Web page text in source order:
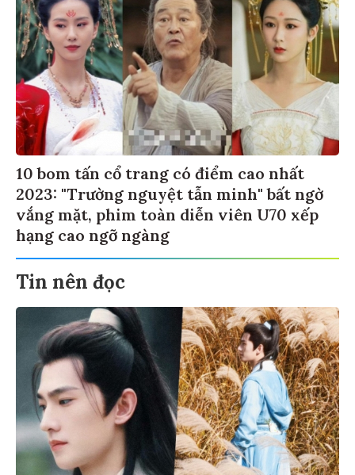
10 bom tấn cổ trang có điểm cao nhất
2023: "Trường nguyệt tẫn minh" bất ngờ
vắng mặt, phim toàn diễn viên U70 xếp
hạng cao ngỡ ngàng
Tin nên đọc